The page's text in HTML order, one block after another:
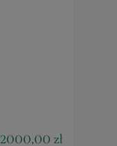
2000,00 zł